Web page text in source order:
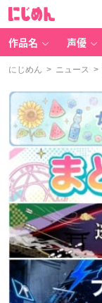
作品名 声優
にじめん > ニュース >